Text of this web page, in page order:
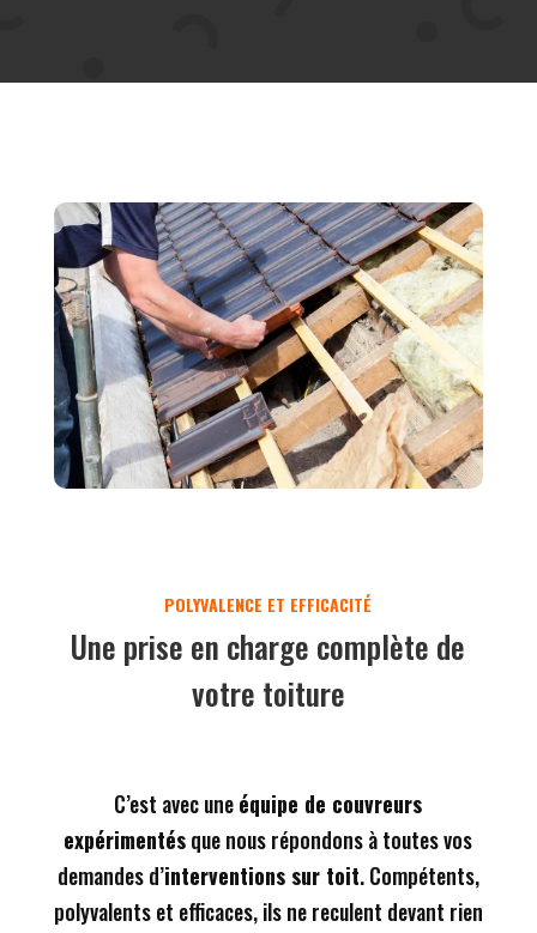
Une prise en charge complète de
votre toiture
C’est avec uneéquipe de couvreurs
expérimentésque nous répondons à toutes vos
demandes d’interventions sur toit. Compétents,
polyvalents et efficaces, ils ne reculent devant rien